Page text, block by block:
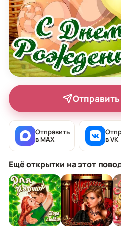
Отправить
в MAX
в VK
Ещё открытки на этот